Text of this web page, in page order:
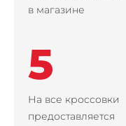
в магазине
5
На все кроссовки
предоставляется